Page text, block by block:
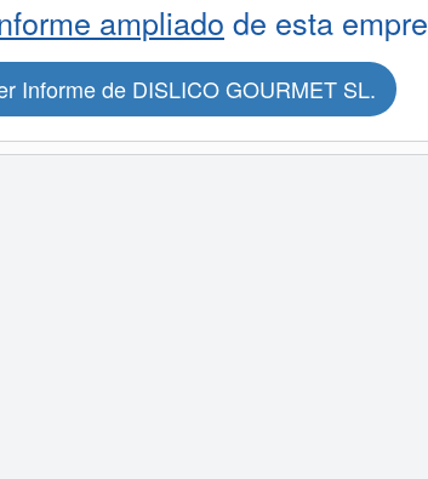
ampliado de esta
Informe de DISLICO GOURMET SL.